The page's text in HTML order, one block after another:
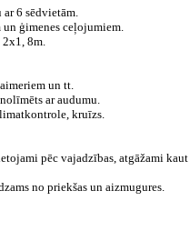
6 sēdvietām.
ģimenes ceļojumiem.
2x1, 8m.
un tt.
ar audumu.
kruīzs.
pēc vajadzības, atgāžami
no priekšas un aizmugures.